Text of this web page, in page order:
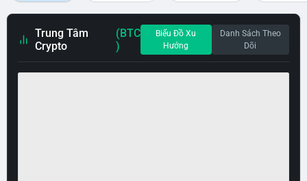
Trung Tâm
Crypto
(BTC
)
Biểu Đồ Xu
Hướng
Danh Sách Theo
Dõi